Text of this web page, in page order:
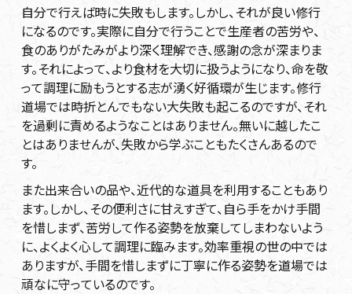
自分で行えば時に失敗もします。しかし、それが良い修行
になるのです。実際に自分で行うことで生産者の苦労や、
食のありがたみがより深く理解でき、感謝の念が深まりま
す。それによって、より食材を大切に扱うようになり、命を敬
って調理に励もうとする志が湧く好循環が生じます。修行
道場では時折とんでもない大失敗も起こるのですが、それ
を過剰に責めるようなことはありません。無いに越したこ
とはありませんが、失敗から学ぶこともたくさんあるので
す。
また出来合いの品や、近代的な道具を利用することもあり
ます。しかし、その便利さに甘えすぎて、自ら手をかけ手間
を惜しまず、苦労して作る姿勢を放棄してしまわないよう
に、よくよく心して調理に臨みます。効率重視の世の中では
ありますが、手間を惜しまずに丁寧に作る姿勢を道場では
頑なに守っているのです。